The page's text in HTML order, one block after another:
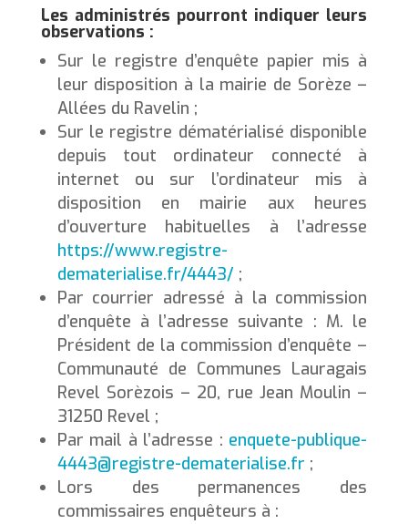
Les administrés pourront indiquer leurs
observations :
Sur le registre d’enquête papier mis à
leur disposition à la mairie de Sorèze –
Allées du Ravelin ;
Sur le registre dématérialisé disponible
depuis tout ordinateur connecté à
internet ou sur l’ordinateur mis à
disposition en mairie aux heures
d’ouverture habituelles à l’adresse
https://www.registre-
dematerialise.fr/4443/ ;
Par courrier adressé à la commission
d’enquête à l’adresse suivante : M. le
Président de la commission d’enquête –
Communauté de Communes Lauragais
Revel Sorèzois – 20, rue Jean Moulin –
31250 Revel ;
Par mail à l’adresse : enquete-publique-
4443@registre-dematerialise.fr ;
Lors des permanences des
commissaires enquêteurs à :